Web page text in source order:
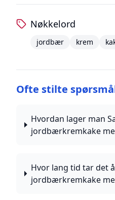
Nøkkelord
jordbær krem
Ofte stilte
Hvordan lager man
jordbærkremkake
Hvor lang tid tar det
jordbærkremkake